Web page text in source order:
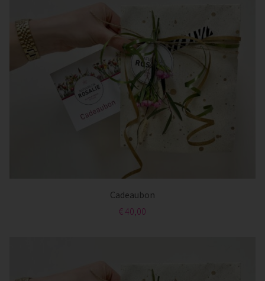
Cadeaubon
€ 40,00